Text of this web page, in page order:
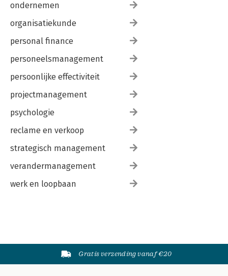
ondernemen
organisatiekunde
personal finance
personeelsmanagement
persoonlijke effectiviteit
projectmanagement
psychologie
reclame en verkoop
strategisch management
verandermanagement
werk en loopbaan
Gratis verzending vanaf €20